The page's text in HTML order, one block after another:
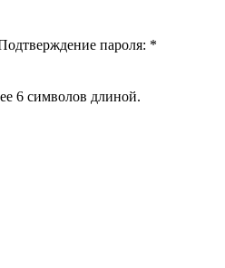
пароля: *
6 символов длиной.